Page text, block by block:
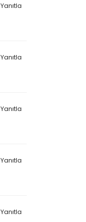
Yanıtla
Yanıtla
Yanıtla
Yanıtla
Yanıtla